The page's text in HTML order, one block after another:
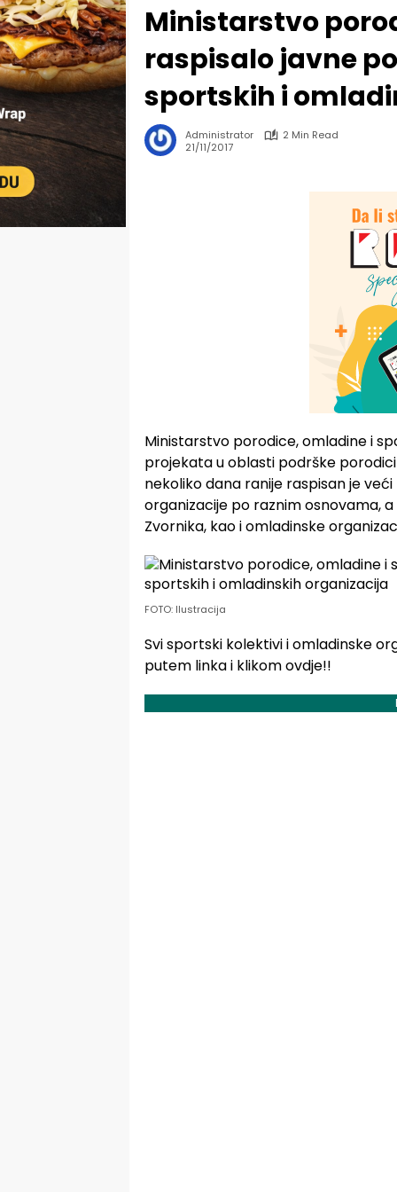
Ministarstvo
raspisalo javne
sportskih i
Administrator
2 Min Read
21/11/2017
Ministarstvo porodice, omladine i
projekata u oblasti podrške
nekoliko dana ranije raspisan je
organizacije po raznim osnovama,
Zvornika, kao i omladinske
FOTO: Ilustracija
Svi sportski kolektivi i omladinske
putem linka i klikom ovdje!!